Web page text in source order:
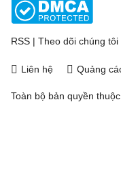
RSS | Theo dõi chúng tôi
Liên hệ Quảng
Toàn bộ bản quyền thuộc